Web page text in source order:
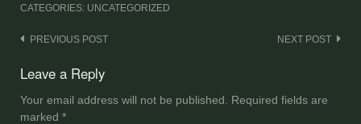
CATEGORIES: UNCATEGORIZED
Post
navigation
PREVIOUS POST NEXT POST
Leave a Reply
Your email address will not be published.
Required fields are
marked *